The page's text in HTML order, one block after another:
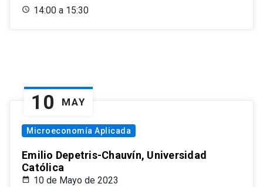
14:00 a 15:30
10 MAY
Microeconomía Aplicada
Emilio Depetris-Chauvín, Universidad
Católica
10 de Mayo de 2023